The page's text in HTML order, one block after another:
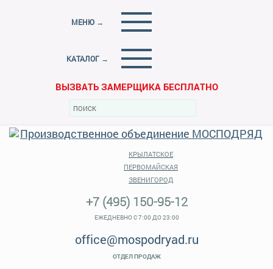
МЕНЮ →
КАТАЛОГ →
ВЫЗВАТЬ ЗАМЕРЩИКА БЕСПЛАТНО
КРЫЛАТСКОЕ
ПЕРВОМАЙСКАЯ
ЗВЕНИГОРОД
+7 (495) 150-95-12
ЕЖЕДНЕВНО С 7:00 ДО 23:00
office@mospodryad.ru
ОТДЕЛ ПРОДАЖ